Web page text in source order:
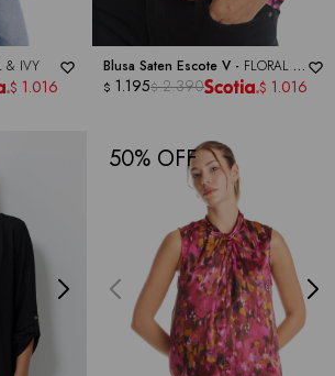
& IVY
$ 1.016
Blusa Saten Escote V - FLORAL &
IVY
$ 1.195$ 2.390 $ 1.016
50